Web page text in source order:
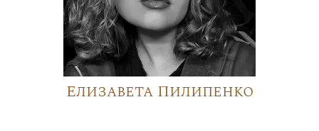
Елизавета Пилипенко